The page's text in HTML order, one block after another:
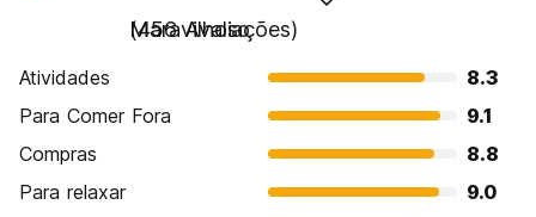
Maravilhoso
(456 Avaliações)
Atividades
8.3
Para Comer Fora
9.1
Compras
8.8
Para relaxar
9.0